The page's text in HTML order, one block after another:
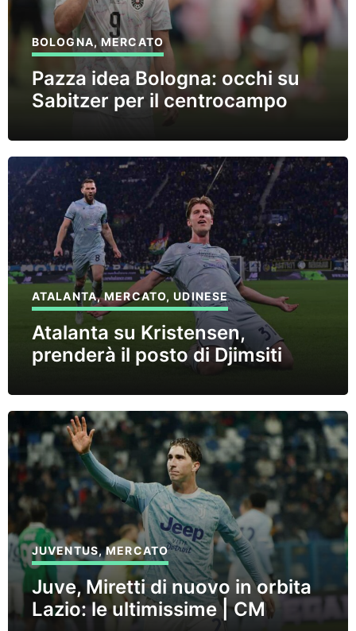
BOLOGNA,MERCATO
Pazza idea Bologna: occhi su
Sabitzer per il centrocampo
ATALANTA,MERCATO,UDINESE
Atalanta su Kristensen,
prenderà il posto di Djimsiti
JUVENTUS,MERCATO
Juve, Miretti di nuovo in orbita
Lazio: le ultimissime | CM